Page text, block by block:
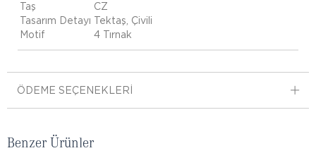
Taş
CZ
Tasarım Detayı Tektaş, Çivili
Motif
4 Tırnak
ÖDEME SEÇENEKLERI
Benzer Ürünler